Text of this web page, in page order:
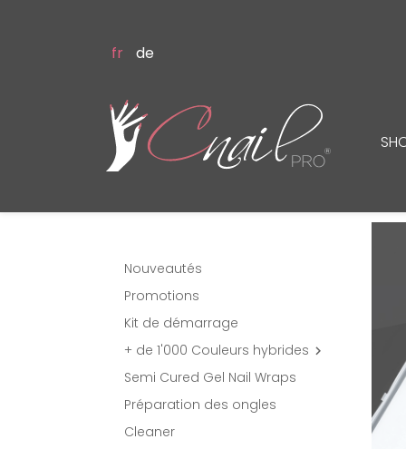
fr de
Nouveautés
Promotions
Kit de démarrage
+ de 1'000 Couleurs hybrides 
Semi Cured Gel Nail Wraps
Préparation des ongles
Cleaner